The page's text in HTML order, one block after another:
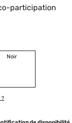
participation
Noir
?